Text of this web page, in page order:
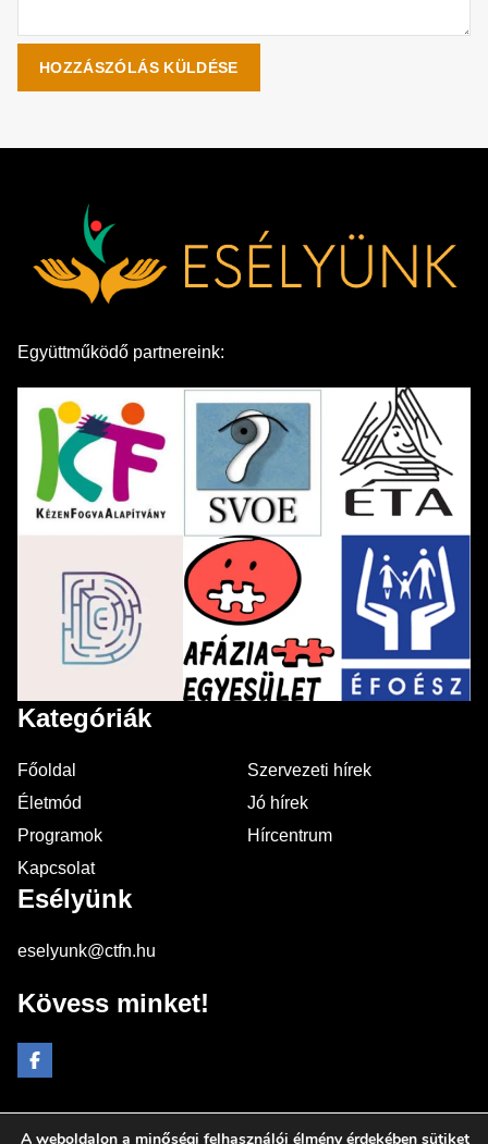
Együttműködő partnereink:
Kategóriák
Főoldal
Szervezeti hírek
Életmód
Jó hírek
Programok
Hírcentrum
Kapcsolat
Esélyünk
eselyunk@ctfn.hu
Kövess minket!
A weboldalon a minőségi felhasználói élmény érdekében sütiket